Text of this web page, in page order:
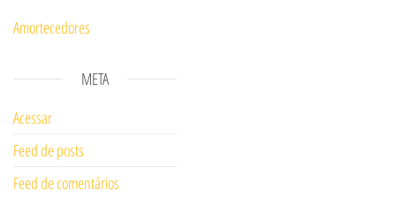
Amortecedores
META
Acessar
Feed de posts
Feed de comentários